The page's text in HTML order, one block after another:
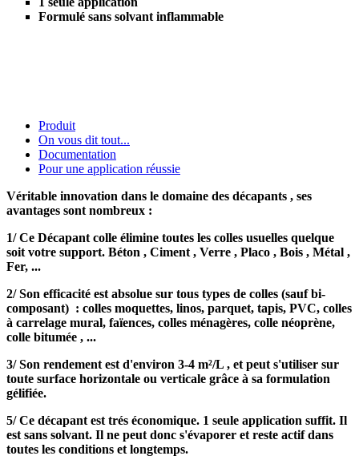
Formulé sans solvant inflammable
Produit
On vous dit tout...
Documentation
Pour une application réussie
Véritable innovation dans le domaine des décapants , ses
avantages sont nombreux :
1/ Ce Décapant colle élimine toutes les colles usuelles quelque
soit votre support. Béton , Ciment , Verre , Placo , Bois , Métal ,
Fer, ...
2/ Son efficacité est absolue sur tous types de colles (sauf bi-
composant) : colles moquettes, linos, parquet, tapis, PVC, colles
à carrelage mural, faïences, colles ménagères, colle néoprène,
colle bitumée , ...
3/ Son rendement est d'environ 3-4 m²/L , et peut s'utiliser sur
toute surface horizontale ou verticale grâce à sa formulation
gélifiée.
5/ Ce décapant est trés économique. 1 seule application suffit. Il
est sans solvant. Il ne peut donc s'évaporer et reste actif dans
toutes les conditions et longtemps.